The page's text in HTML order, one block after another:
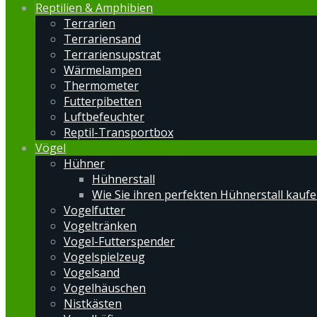
Reptilien & Amphibien
Terrarien
Terrariensand
Terrariensupstrat
Wärmelampen
Thermometer
Futterpibetten
Luftbefeuchter
Reptil-Transportbox
Vögel
Hühner
Hühnerstall
Wie Sie ihren perfekten Hühnerstall
Vogelfutter
Vogeltränken
Vogel-Futterspender
Vogelspielzeug
Vogelsand
Vogelhäuschen
Nistkästen